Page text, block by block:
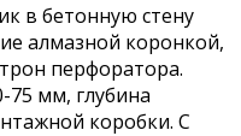
в бетонную стену
алмазной коронкой,
перфоратора.
75 мм, глубина
коробки. С